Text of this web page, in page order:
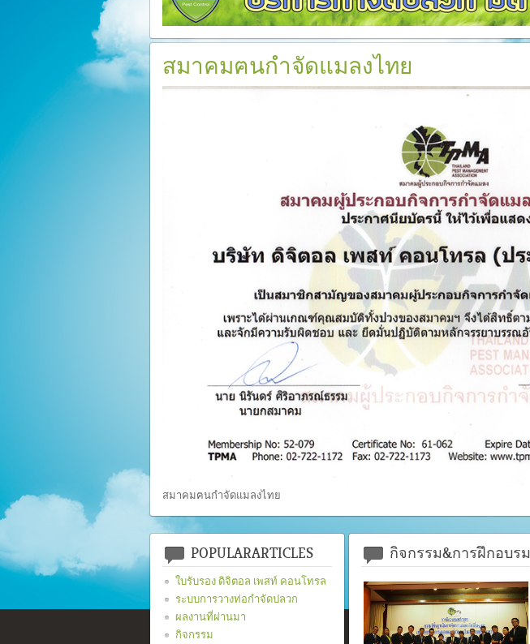
สมาคมฅนกำจัดแมลงไทย
สมาคมฅนกำจัดแมลงไทย
POPULARARTICLES
ใบรับรอง ดิจิตอล เพสท์ คอนโทรล
ระบบการวางท่อกำจัดปลวก
ผลงานที่ผ่านมา
กิจกรรม
กิจกรรม&การฝึกอบรม